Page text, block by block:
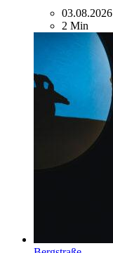
03.08.2026
2 Min